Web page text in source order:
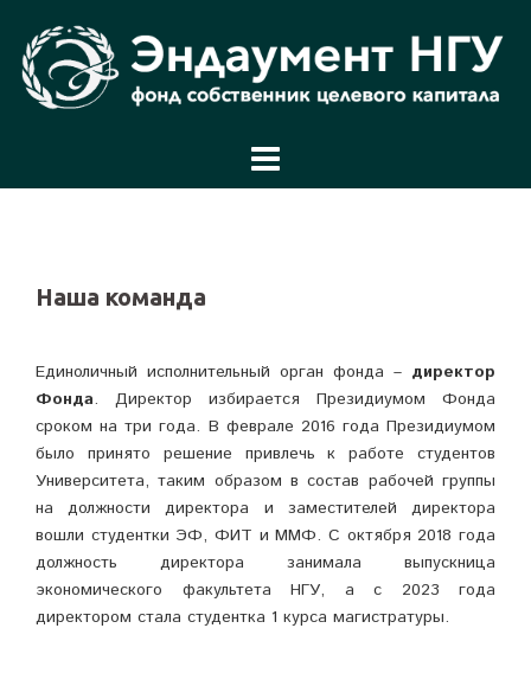
содержимому
Наша команда
Единоличный исполнительный орган фонда – директор
Фонда. Директор избирается Президиумом Фонда
сроком на три года. В феврале 2016 года Президиумом
было принято решение привлечь к работе студентов
Университета, таким образом в состав рабочей группы
на должности директора и заместителей директора
вошли студентки ЭФ, ФИТ и ММФ. С октября 2018 года
должность директора занимала выпускница
экономического факультета НГУ, а с 2023 года
директором стала студентка 1 курса магистратуры.